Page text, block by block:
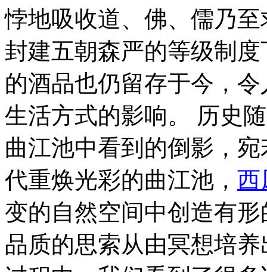
悖地吸收道、佛、儒乃
封建五朝森严的等级制
的酒品也仍留存于今，
生活方式的影响。 历史
曲江池中看到的倒影，
代重焕光彩的曲江池， 西
变的自然空间中创造有
品质的思索从由冥想培